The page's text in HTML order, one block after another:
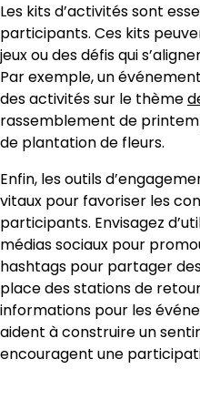
Les kits d’activités sont
participants. Ces kits
jeux ou des défis qui
Par exemple, un
des activités sur le thème
rassemblement de
de plantation de fleurs.
Enfin, les outils
vitaux pour favoriser les
participants. Envisagez
médias sociaux pour
hashtags pour partager
place des stations de
informations pour les
aident à construire un
encouragent une